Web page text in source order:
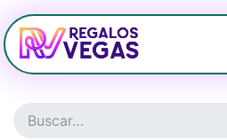
Ir al contenido